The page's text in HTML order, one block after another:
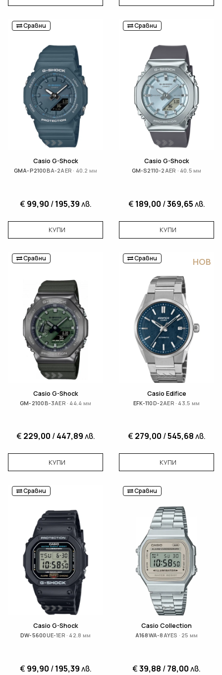
Сравни
Casio G-Shock
GMA-P2100BA-2AER · 40.2 мм
€ 99,90 /195,39лв.
КУПИ
Сравни
Casio G-Shock
GM-S2110-2AER · 40.5 мм
€ 189,00 /369,65лв.
КУПИ
Сравни
Casio G-Shock
GM-2100B-3AER · 44.4 мм
€ 229,00 /447,89лв.
КУПИ
Сравни НОВ
Casio Edifice
EFK-110D-2AER · 43.5 мм
€ 279,00 /545,68лв.
КУПИ
Сравни
Casio G-Shock
DW-5600UE-1ER · 42.8 мм
€ 99,90 /195,39лв.
Сравни
Casio Collection
A168WA-8AYES · 25 мм
€39,88 /78,00лв.